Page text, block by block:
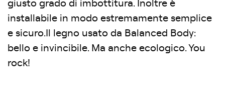
giusto grado di imbottitura. Inoltre è
installabile in modo estremamente semplice
e sicuro.Il legno usato da Balanced Body:
bello e invincibile. Ma anche ecologico. You
rock!